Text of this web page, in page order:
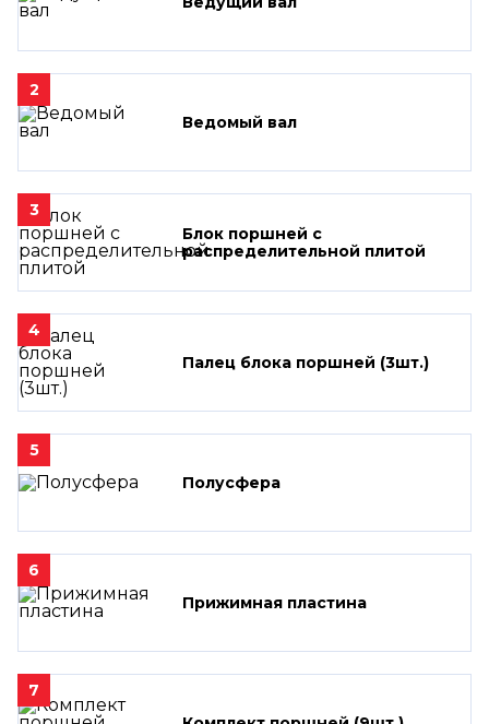
2
Ведомый вал
3
Блок поршней c
распределительной плитой
4
Палец блока поршней (3шт.)
5
Полусфера
6
Прижимная пластина
7